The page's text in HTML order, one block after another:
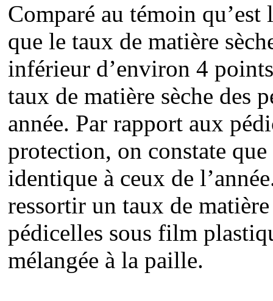
Comparé au témoin
que le taux de matière
inférieur d’environ 4
taux de matière sèche des
année. Par rapport aux
protection, on constate
identique à ceux de
ressortir un taux de
pédicelles sous film
mélangée à la paille.